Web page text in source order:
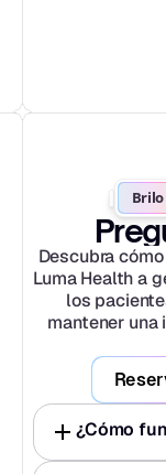
Brilo
Descubra
Luma Health a
los
mantener
¿Cómo